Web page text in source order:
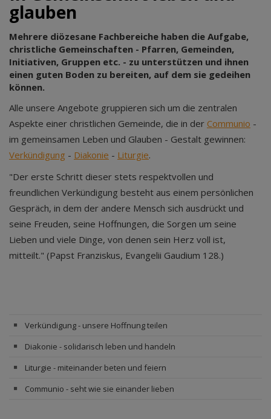
glauben
Mehrere diözesane Fachbereiche haben die Aufgabe,
christliche Gemeinschaften - Pfarren, Gemeinden,
Initiativen, Gruppen etc. - zu unterstützen und ihnen
einen guten Boden zu bereiten, auf dem sie gedeihen
können.
Alle unsere Angebote gruppieren sich um die zentralen
Aspekte einer christlichen Gemeinde, die in der Communio -
im gemeinsamen Leben und Glauben - Gestalt gewinnen:
Verkündigung - Diakonie - Liturgie.
"Der erste Schritt dieser stets respektvollen und
freundlichen Verkündigung besteht aus einem persönlichen
Gespräch, in dem der andere Mensch sich ausdrückt und
seine Freuden, seine Hoffnungen, die Sorgen um seine
Lieben und viele Dinge, von denen sein Herz voll ist,
mitteilt." (Papst Franziskus, Evangelii Gaudium 128.)
Verkündigung - unsere Hoffnung teilen
Diakonie - solidarisch leben und handeln
Liturgie - miteinander beten und feiern
Communio - seht wie sie einander lieben